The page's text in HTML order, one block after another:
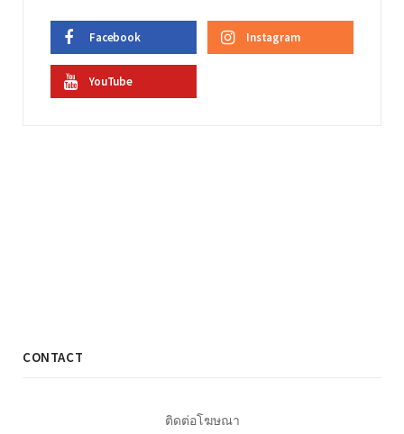
Facebook Instagram
YouTube
CONTACT
ติดต่อโฆษณา